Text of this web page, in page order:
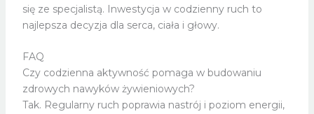
się ze specjalistą. Inwestycja w codzienny ruch to
najlepsza decyzja dla serca, ciała i głowy.
FAQ
Czy codzienna aktywność pomaga w budowaniu
zdrowych nawyków żywieniowych?
Tak. Regularny ruch poprawia nastrój i poziom energii,